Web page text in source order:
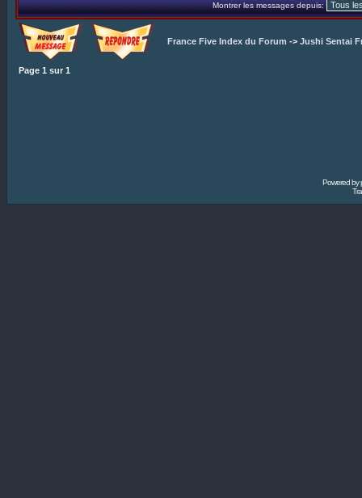
Montrer les messages depuis:
France Five Index du Forum -> Jushi Sentai
Page 1 sur 1
Powered by